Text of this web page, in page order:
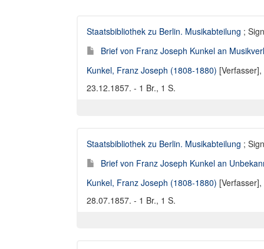
Staatsbibliothek zu Berlin. Musikabteilung ;
Brief von Franz Joseph Kunkel an
Kunkel, Franz Joseph (1808-1880) [Verfasser],
23.12.1857. - 1 Br., 1 S.
Staatsbibliothek zu Berlin. Musikabteilung ;
Brief von Franz Joseph Kunkel an
Kunkel, Franz Joseph (1808-1880) [Verfasser],
28.07.1857. - 1 Br., 1 S.